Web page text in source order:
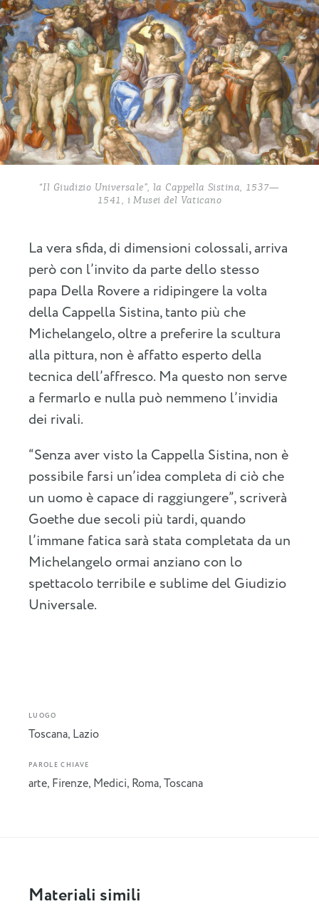
“Il Giudizio Universale”, la Cappella Sistina, 1537—
1541, i Musei del Vaticano
La vera sfida, di dimensioni colossali, arriva
però con l’invito da parte dello stesso
papa Della Rovere a ridipingere la volta
della Cappella Sistina, tanto più che
Michelangelo, oltre a preferire la scultura
alla pittura, non è affatto esperto della
tecnica dell’affresco. Ma questo non serve
a fermarlo e nulla può nemmeno l’invidia
dei rivali.
“Senza aver visto la Cappella Sistina, non è
possibile farsi un’idea completa di ciò che
un uomo è capace di raggiungere”, scriverà
Goethe due secoli più tardi, quando
l’immane fatica sarà stata completata da un
Michelangelo ormai anziano con lo
spettacolo terribile e sublime del Giudizio
Universale.
LUOGO
Toscana, Lazio
PAROLE CHIAVE
arte, Firenze, Medici, Roma,Toscana
Materiali simili